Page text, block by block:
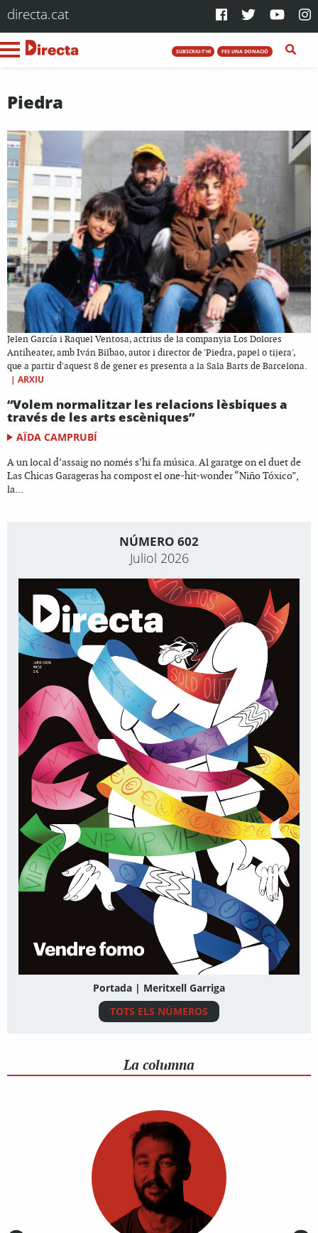
directa.cat
SUBSCRIU-T'HI FES UNA DONACIÓ
Piedra
Jelen García i Raquel Ventosa, actrius de la companyia Los Dolores
Antiheater, amb Iván Bilbao, autor i director de 'Piedra, papel o tijera',
que a partir d'aquest 8 de gener es presenta a la Sala Barts de Barcelona.
| ARXIU
“Volem normalitzar les relacions lèsbiques a
través de les arts escèniques”
AÏDA CAMPRUBÍ
A un local d’assaig no només s’hi fa música. Al garatge on el duet de
Las Chicas Garageras ha compost el one-hit-wonder “Niño Tóxico”,
la...
NÚMERO 602
Juliol 2026
Portada | Meritxell Garriga
TOTS ELS NÚMEROS
La columna